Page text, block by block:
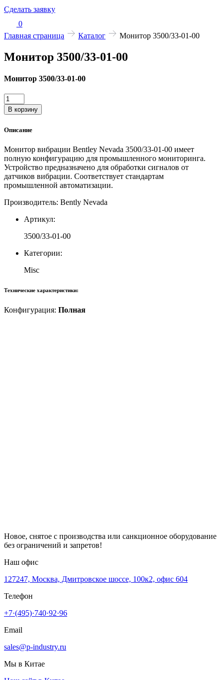
Сделать заявку
0
Главная страница
Каталог Монитор 3500/33-01-00
Монитор 3500/33-01-00
Монитор 3500/33-01-00
Количество
товара
Монитор
01-
В корзину
Описание
Монитор вибрации Bentley Nevada 3500/33-01-00 имеет
полную конфигурацию для промышленного мониторинга.
Устройство предназначено для обработки сигналов от
датчиков вибрации. Соответствует стандартам
промышленной автоматизации.
Производитель: Bently Nevada
Артикул:
3500/33-01-00
Категории:
Misc
Технические характеристики:
Конфигурация: Полная
Новое, снятое с производства или санкционное оборудование
без ограничений и запретов!
Наш офис
127247, Москва, Дмитровское шоссе, 100к2, офис 604
Телефон
+7·(495)·740·92·96
Email
sales@p-industry.ru
Мы в Китае